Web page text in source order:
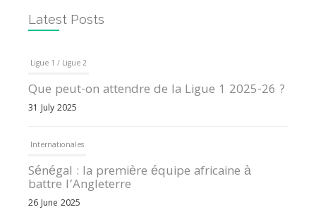
Latest Posts
Ligue 1 / Ligue 2
Que peut-on attendre de la Ligue 1 2025-26 ?
31 July 2025
Internationales
Sénégal : la première équipe africaine à
battre l’Angleterre
26 June 2025